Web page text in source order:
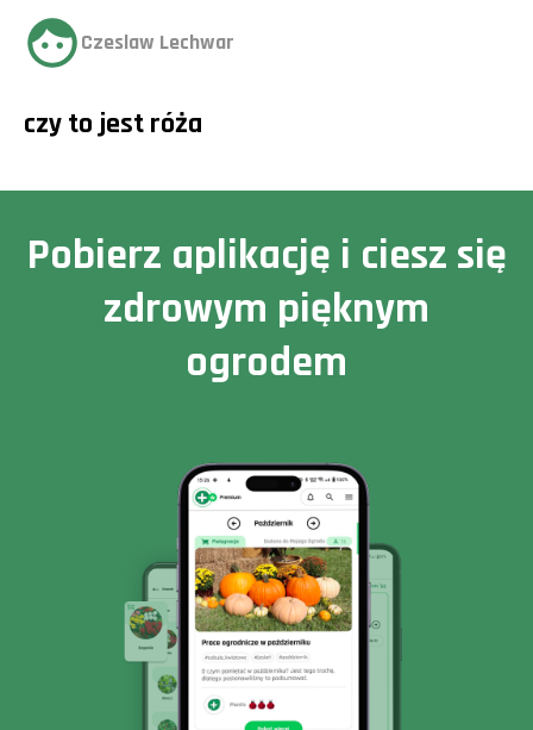
Czeslaw Lechwar
czy to jest róża
Pobierz aplikację i ciesz się
zdrowym pięknym
ogrodem